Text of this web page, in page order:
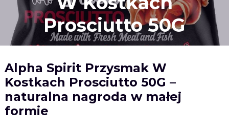
Prosciutto 50G
Alpha Spirit Przysmak W
Kostkach Prosciutto 50G –
naturalna nagroda w małej
formie